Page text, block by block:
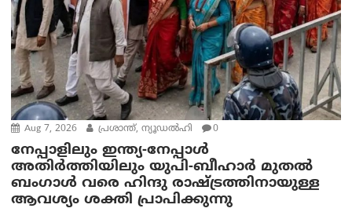
Aug 7, 2026 പ്രശാന്ത്, ന്യൂഡല്‍ഹി 0
നേപ്പാളിലും ഇന്ത്യ-നേപ്പാൾ
അതിർത്തിയിലും യുപി-ബീഹാർ മുതൽ
ബംഗാൾ വരെ ഹിന്ദു രാഷ്ട്രത്തിനായുള്ള
ആവശ്യം ശക്തി പ്രാപിക്കുന്നു